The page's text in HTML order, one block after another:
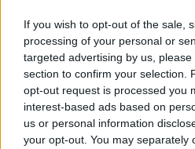
If you wish to opt-out of the sale,
processing of your personal or
targeted advertising by us,
section to confirm your selection.
opt-out request is processed you
interest-based ads based on
us or personal information
your opt-out. You may separately
pic.twitter.com/OYDN2wC0II
— TecnoGazzetta